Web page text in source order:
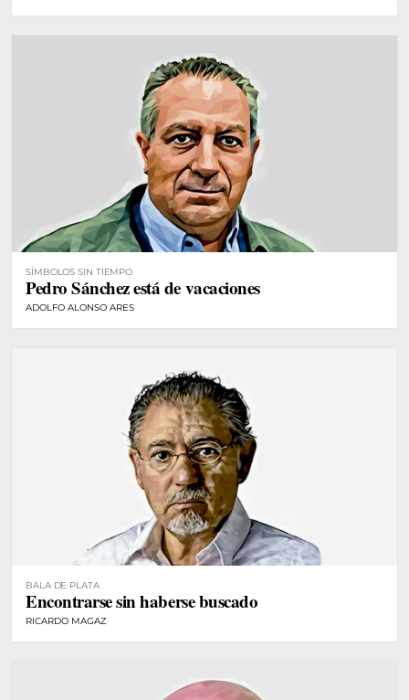
SÍMBOLOS SIN TIEMPO
Pedro Sánchez está de vacaciones
ADOLFO ALONSO ARES
BALA DE PLATA
Encontrarse sin haberse buscado
RICARDO MAGAZ